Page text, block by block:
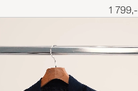
1 799,-